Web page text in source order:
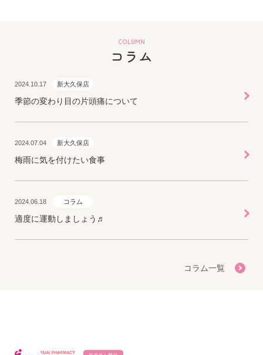
COLUMN
コラム
2024.10.17 新大久保店
季節の変わり目の片頭痛について
2024.07.04 新大久保店
梅雨に気を付けたい食事
2024.06.18 コラム
適度に運動しましょう♬
コラム一覧